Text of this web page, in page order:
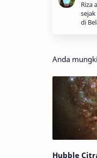
Riza
di
Anda
Hubble